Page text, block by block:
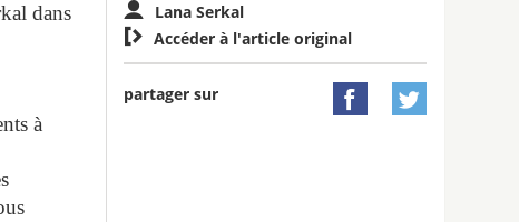
dans
à
Lana Serkal
 Accéder à l'article original
partager sur  